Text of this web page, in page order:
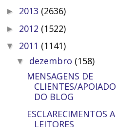
► 2013 (2636)
► 2012 (1522)
▼ 2011 (1141)
▼ dezembro (158)
MENSAGENS DE
CLIENTES/
DO BLOG
ESCLARECIMENTOS A
LEITORES